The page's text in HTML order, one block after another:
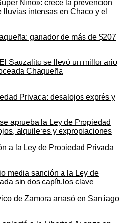
Niño»: crece la prevención
lluvias intensas en Chaco y el
Sauzalito se llevó un millonario
Chaqueña
aprueba la Ley de Propiedad
alquileres y expropiaciones
media sanción a la Ley de
sin dos capítulos clave